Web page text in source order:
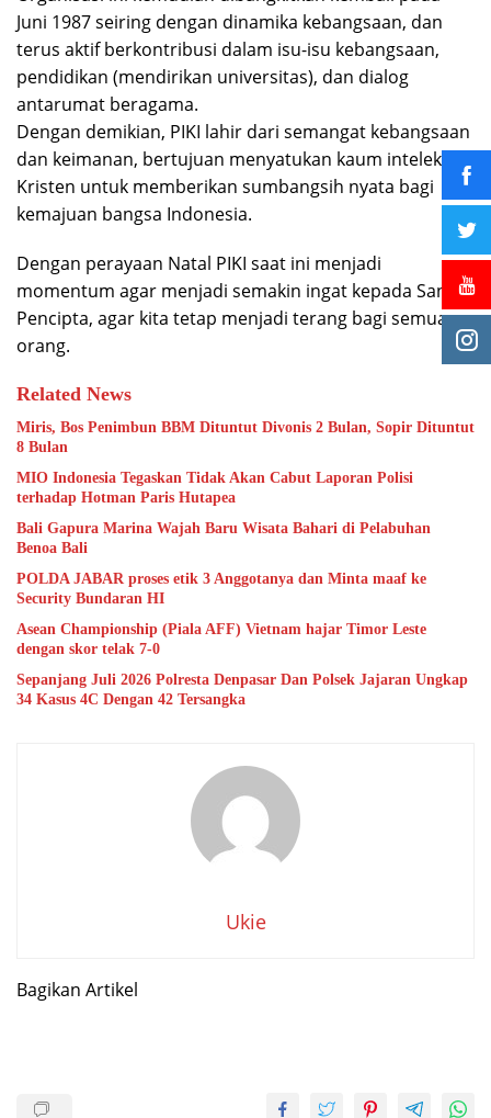
Juni 1987 seiring dengan dinamika kebangsaan, dan
terus aktif berkontribusi dalam isu-isu kebangsaan,
pendidikan (mendirikan universitas), dan dialog
antarumat beragama.
Dengan demikian, PIKI lahir dari semangat kebangsaan
dan keimanan, bertujuan menyatukan kaum intelektual
Kristen untuk memberikan sumbangsih nyata bagi
kemajuan bangsa Indonesia.
Dengan perayaan Natal PIKI saat ini menjadi
momentum agar menjadi semakin ingat kepada Sang
Pencipta, agar kita tetap menjadi terang bagi semua
orang.
Related News
Miris, Bos Penimbun BBM Dituntut Divonis 2 Bulan, Sopir Dituntut
8 Bulan
MIO Indonesia Tegaskan Tidak Akan Cabut Laporan Polisi
terhadap Hotman Paris Hutapea
Bali Gapura Marina Wajah Baru Wisata Bahari di Pelabuhan
Benoa Bali
POLDA JABAR proses etik 3 Anggotanya dan Minta maaf ke
Security Bundaran HI
Asean Championship (Piala AFF) Vietnam hajar Timor Leste
dengan skor telak 7-0
Sepanjang Juli 2026 Polresta Denpasar Dan Polsek Jajaran Ungkap
34 Kasus 4C Dengan 42 Tersangka
Ukie
Bagikan Artikel